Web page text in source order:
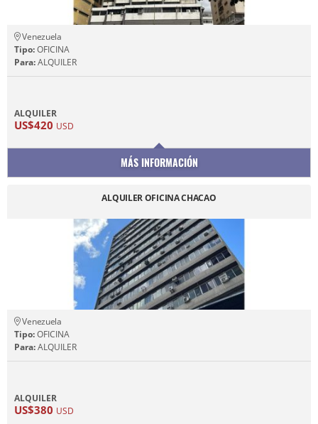
Venezuela
Tipo:OFICINA
Para:ALQUILER
ALQUILER
US$420 USD
MÁS INFORMACIÓN
ALQUILER OFICINA CHACAO
Venezuela
Tipo:OFICINA
Para:ALQUILER
ALQUILER
US$380 USD